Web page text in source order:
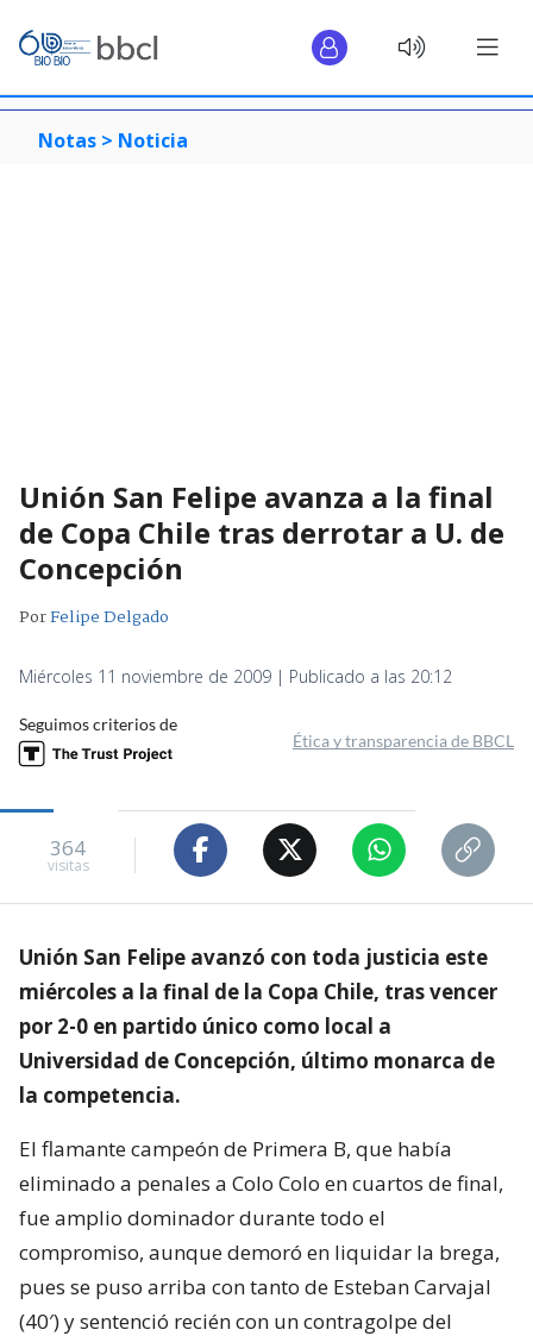
Notas > Noticia
Unión San Felipe avanza a la final
de Copa Chile tras derrotar a U. de
Concepción
PorFelipe Delgado
Miércoles 11 noviembre de 2009 | Publicado a las 20:12
Seguimos criterios de
Ética y transparencia de BBCL
364
visitas
Unión San Felipe avanzó con toda justicia este
miércoles a la final de la Copa Chile, tras vencer
por 2-0 en partido único como local a
Universidad de Concepción, último monarca de
la competencia.
El flamante campeón de Primera B, que había
eliminado a penales a Colo Colo en cuartos de final,
fue amplio dominador durante todo el
compromiso, aunque demoró en liquidar la brega,
pues se puso arriba con tanto de Esteban Carvajal
(40′) y sentenció recién con un contragolpe del